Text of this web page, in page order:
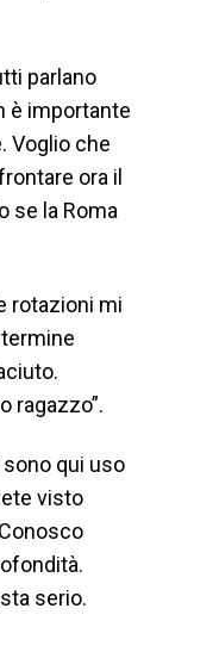
parlano
è importante
Voglio che
ora il
se la Roma
rotazioni mi
ragazzo”.
qui uso
visto
serio.